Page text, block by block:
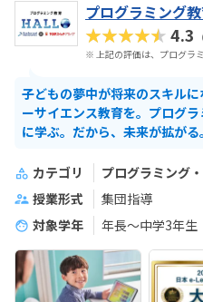
プログラミング
★★★★★4.3
※ 上記の評価は、プログラ
子どもの夢中が将来のスキル
ーサイエンス教育を。プログラ
に学ぶ。だから、未来が拡がる。
カテゴリ
プログラミング
授業形式
集団指導
対象学年
年長～中学3年生